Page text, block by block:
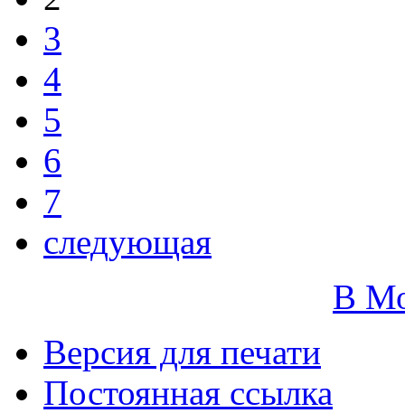
3
4
5
6
7
следующая
В
Версия для печати
Постоянная ссылка